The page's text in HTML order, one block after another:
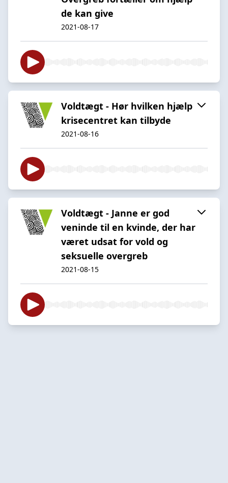
de kan give
2021-08-17
Voldtægt - Hør hvilken hjælp
krisecentret kan tilbyde
2021-08-16
Voldtægt - Janne er god
veninde til en kvinde, der har
været udsat for vold og
seksuelle overgreb
2021-08-15